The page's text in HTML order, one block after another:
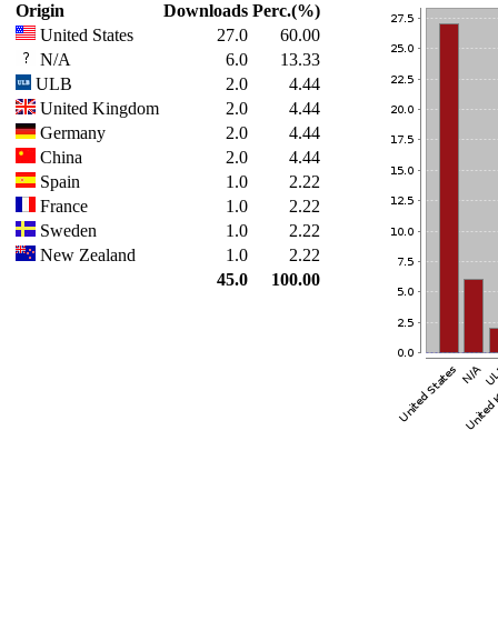
Origin
Downloads Perc.(%)
United States
27.0
60.00
N/A
6.0
13.33
ULB
2.0
4.44
United Kingdom
2.0
4.44
Germany
2.0
4.44
China
2.0
4.44
Spain
1.0
2.22
France
1.0
2.22
Sweden
1.0
2.22
New Zealand
1.0
2.22
45.0
100.00